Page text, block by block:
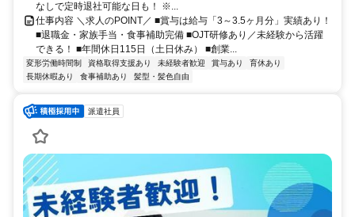
なしで定時退社可能な日も！ ※...
仕事内容 ＼求人のPOINT／ ■賞与は給与「3～3.5ヶ月分」実績あり！
■退職金・家族手当・食事補助完備 ■OJT研修あり／未経験から活躍
できる！ ■年間休日115日（土日休み） ■創業...
変形労働時間制 資格取得支援あり 未経験者歓迎 賞与あり
育休あり
長期休暇あり
食事補助あり 髪型・髪色自由
派遣社員